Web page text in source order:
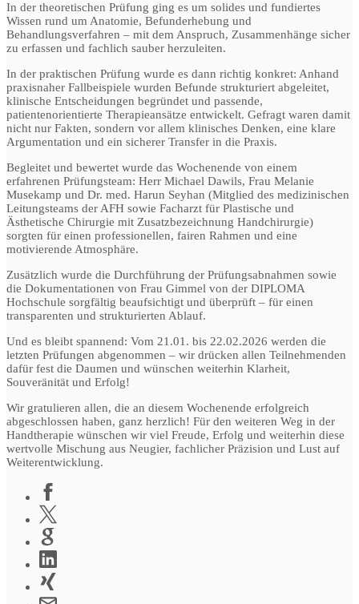
In der theoretischen Prüfung ging es um solides und fundiertes
Wissen rund um Anatomie, Befunderhebung und
Behandlungsverfahren – mit dem Anspruch, Zusammenhänge sicher
zu erfassen und fachlich sauber herzuleiten.
In der praktischen Prüfung wurde es dann richtig konkret: Anhand
praxisnaher Fallbeispiele wurden Befunde strukturiert abgeleitet,
klinische Entscheidungen begründet und passende,
patientenorientierte Therapieansätze entwickelt. Gefragt waren damit
nicht nur Fakten, sondern vor allem klinisches Denken, eine klare
Argumentation und ein sicherer Transfer in die Praxis.
Begleitet und bewertet wurde das Wochenende von einem
erfahrenen Prüfungsteam: Herr Michael Dawils, Frau Melanie
Musekamp und Dr. med. Harun Seyhan (Mitglied des medizinischen
Leitungsteams der AFH sowie Facharzt für Plastische und
Ästhetische Chirurgie mit Zusatzbezeichnung Handchirurgie)
sorgten für einen professionellen, fairen Rahmen und eine
motivierende Atmosphäre.
Zusätzlich wurde die Durchführung der Prüfungsabnahmen sowie
die Dokumentationen von Frau Gimmel von der DIPLOMA
Hochschule sorgfältig beaufsichtigt und überprüft – für einen
transparenten und strukturierten Ablauf.
Und es bleibt spannend: Vom 21.01. bis 22.02.2026 werden die
letzten Prüfungen abgenommen – wir drücken allen Teilnehmenden
dafür fest die Daumen und wünschen weiterhin Klarheit,
Souveränität und Erfolg!
Wir gratulieren allen, die an diesem Wochenende erfolgreich
abgeschlossen haben, ganz herzlich! Für den weiteren Weg in der
Handtherapie wünschen wir viel Freude, Erfolg und weiterhin diese
wertvolle Mischung aus Neugier, fachlicher Präzision und Lust auf
Weiterentwicklung.